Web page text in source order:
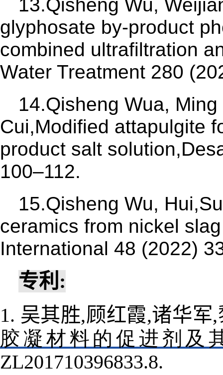
13.Qisheng Wu,
glyphosate by-product
combined ultrafiltration
Water Treatment 280
14.Qisheng Wua,
Cui,Modified attapulgite
product salt
100–112.
15.Qisheng Wu,
ceramics from nickel
International 48 (2022)
专利 :
1. 吴其胜,顾红霞,诸华军,
胶凝材料的促进剂及
ZL201710396833.8.